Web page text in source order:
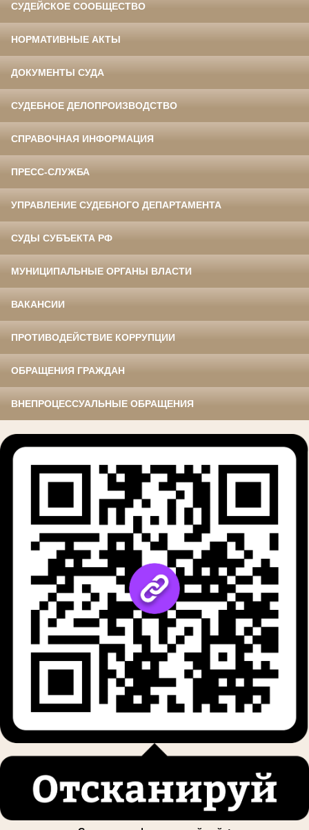
СУДЕЙСКОЕ СООБЩЕСТВО
НОРМАТИВНЫЕ АКТЫ
ДОКУМЕНТЫ СУДА
СУДЕБНОЕ ДЕЛОПРОИЗВОДСТВО
СПРАВОЧНАЯ ИНФОРМАЦИЯ
ПРЕСС-СЛУЖБА
УПРАВЛЕНИЕ СУДЕБНОГО ДЕПАРТАМЕНТА
СУДЫ СУБЪЕКТА РФ
МУНИЦИПАЛЬНЫЕ ОРГАНЫ ВЛАСТИ
ВАКАНСИИ
ПРОТИВОДЕЙСТВИЕ КОРРУПЦИИ
ОБРАЩЕНИЯ ГРАЖДАН
ВНЕПРОЦЕССУАЛЬНЫЕ ОБРАЩЕНИЯ